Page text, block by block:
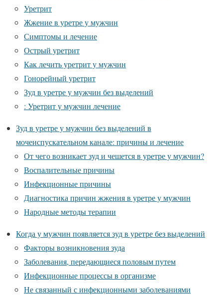
Уретрит
Жжение в уретре у мужчин
Симптомы и лечение
Острый уретрит
Как лечить уретрит у мужчин
Гонорейный уретрит
Зуд в уретре у мужчин без выделений
: Уретрит у мужчин лечение
Зуд в уретре у мужчин без выделений в
мочеиспускательном канале: причины и лечение
От чего возникает зуд и чешется в уретре у мужчин?
Воспалительные причины
Инфекционные причины
Диагностика причин жжения в уретре у мужчин
Народные методы терапии
Когда у мужчин появляется зуд в уретре без выделений
Факторы возникновения зуда
Заболевания, передающиеся половым путем
Инфекционные процессы в организме
Не связанный с инфекционными заболеваниями